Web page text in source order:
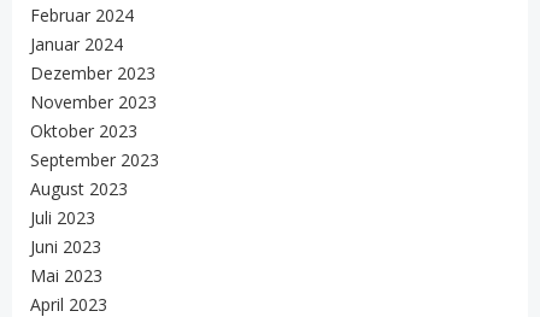
Februar 2024
Januar 2024
Dezember 2023
November 2023
Oktober 2023
September 2023
August 2023
Juli 2023
Juni 2023
Mai 2023
April 2023